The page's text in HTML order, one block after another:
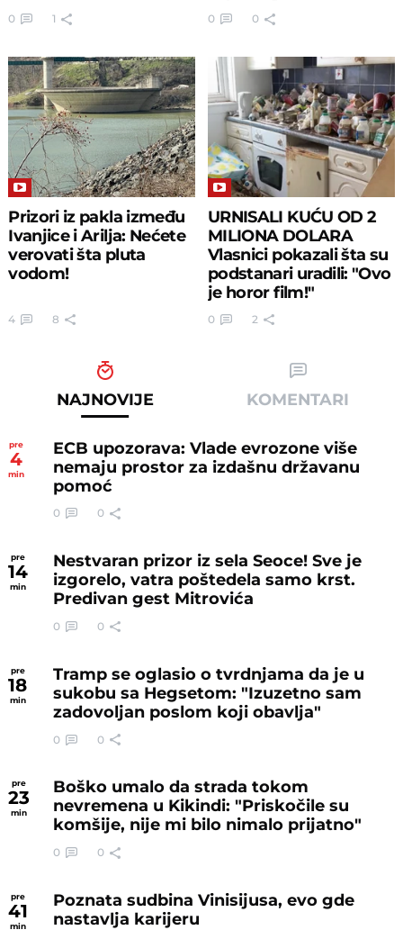
0 1
Gornjem Milanovcu
0 0
Prizori iz pakla između
Ivanjice i Arilja: Nećete
verovati šta pluta
vodom!
4 8
URNISALI KUĆU OD 2
MILIONA DOLARA
Vlasnici pokazali šta su
podstanari uradili: "Ovo
je horor film!"
0 2
NAJNOVIJE KOMENTARI
pre
4
min
ECB upozorava: Vlade evrozone više
nemaju prostor za izdašnu državanu
pomoć
0 0
pre
14
min
Nestvaran prizor iz sela Seoce! Sve je
izgorelo, vatra poštedela samo krst.
Predivan gest Mitrovića
0 0
pre
18
min
Tramp se oglasio o tvrdnjama da je u
sukobu sa Hegsetom: "Izuzetno sam
zadovoljan poslom koji obavlja"
0 0
pre
23
min
Boško umalo da strada tokom
nevremena u Kikindi: "Priskočile su
komšije, nije mi bilo nimalo prijatno"
0 0
pre
41
min
Poznata sudbina Vinisijusa, evo gde
nastavlja karijeru